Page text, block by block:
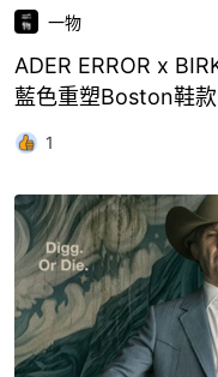
一物
ADER ERROR x
藍色重塑Boston鞋款
1